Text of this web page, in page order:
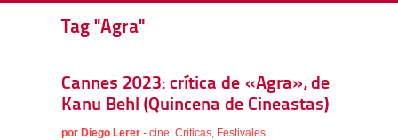
Tag "Agra"
Cannes 2023: crítica de «Agra», de
Kanu Behl (Quincena de Cineastas)
por Diego Lerer - cine, Críticas, Festivales